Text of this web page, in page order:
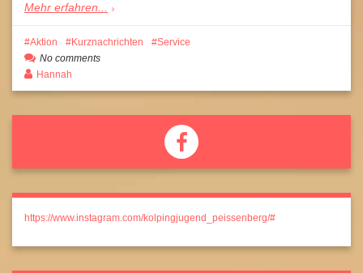
Mehr erfahren...
Aktion Kurznachrichten
Service
No comments
Hannah
https://www.instagram.com/kolpingjugend_peissenberg/#